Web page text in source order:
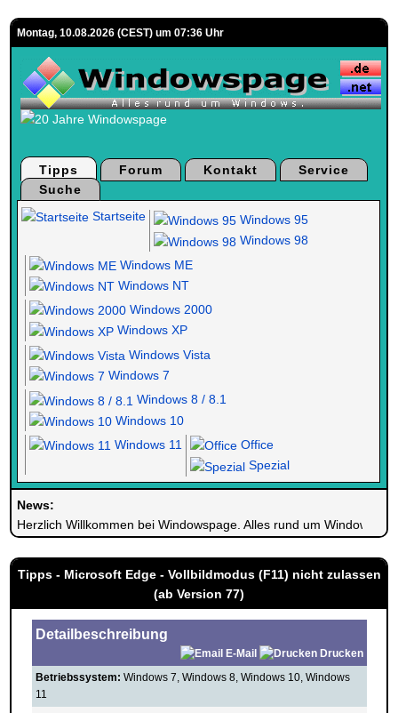
Montag, 10.08.2026 (CEST) um 07:36 Uhr
Tipps Forum Kontakt
Service
Suche
Startseite
Windows 95
Windows 98
Windows ME
Windows NT
Windows 2000
Windows XP
Windows Vista
Windows 7
Windows 8 / 8.1
Windows 10
Windows 11
Office
Spezial
News:
Herzlich Willkommen bei Windowspage. Alles rund um Windows.
Tipps - Microsoft Edge - Vollbildmodus (F11) nicht zulassen
(ab Version 77)
Detailbeschreibung
E-Mail
Drucken
Betriebssystem: Windows 7, Windows 8, Windows 10, Windows
11